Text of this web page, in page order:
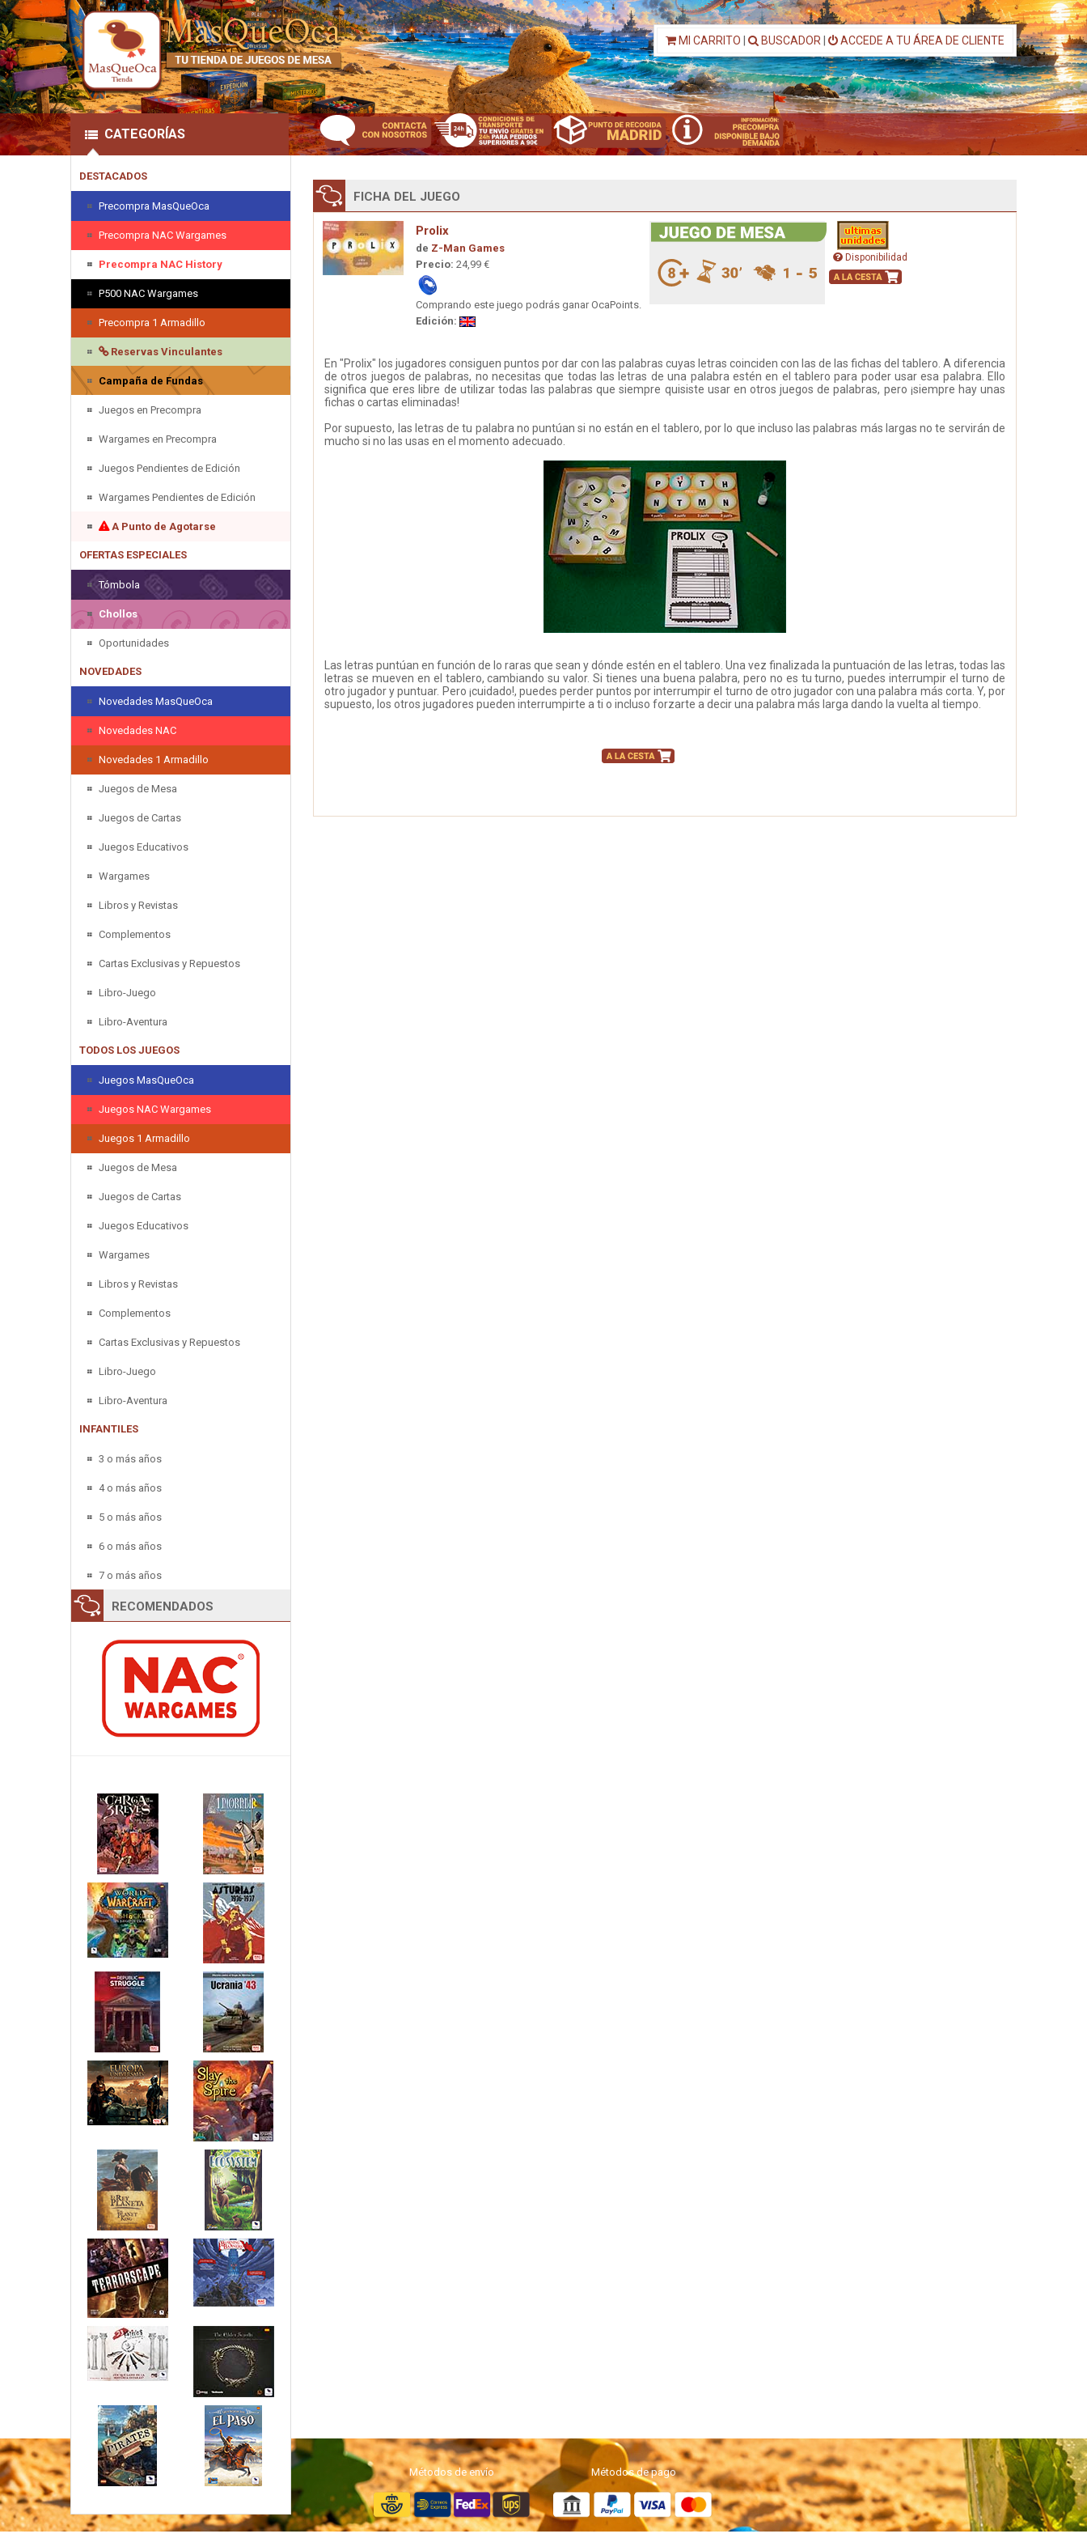
MI CARRITO BUSCADOR ACCEDE A TU ÁREA DE CLIENTE
CATEGORÍAS
DESTACADOS
Precompra MasQueOca
Precompra NAC Wargames
Precompra NAC History
P500 NAC Wargames
Precompra 1 Armadillo
Reservas Vinculantes
Campaña de Fundas
Juegos en Precompra
Wargames en Precompra
Juegos Pendientes de Edición
Wargames Pendientes de Edición
A Punto de Agotarse
OFERTAS ESPECIALES
Tómbola
Chollos
Oportunidades
NOVEDADES
Novedades MasQueOca
Novedades NAC
Novedades 1 Armadillo
Juegos de Mesa
Juegos de Cartas
Juegos Educativos
Wargames
Libros y Revistas
Complementos
Cartas Exclusivas y Repuestos
Libro-Juego
Libro-Aventura
TODOS LOS JUEGOS
Juegos MasQueOca
Juegos NAC Wargames
Juegos 1 Armadillo
Juegos de Mesa
Juegos de Cartas
Juegos Educativos
Wargames
Libros y Revistas
Complementos
Cartas Exclusivas y Repuestos
Libro-Juego
Libro-Aventura
INFANTILES
3 o más años
4 o más años
5 o más años
6 o más años
7 o más años
RECOMENDADOS
FICHA DEL JUEGO
Prolix
de Z-Man Games
Precio: 24,99 €
Comprando este juego podrás ganar OcaPoints.
Edición:
Disponibilidad
En "Prolix" los jugadores consiguen puntos por dar con las palabras cuyas letras coinciden con las de las fichas del tablero. A diferencia
de otros juegos de palabras, no necesitas que todas las letras de una palabra estén en el tablero para poder usar esa palabra. Ello
significa que eres libre de utilizar todas las palabras que siempre quisiste usar en otros juegos de palabras, pero ¡siempre hay unas
fichas o cartas eliminadas!
Por supuesto, las letras de tu palabra no puntúan si no están en el tablero, por lo que incluso las palabras más largas no te servirán de
mucho si no las usas en el momento adecuado.
Las letras puntúan en función de lo raras que sean y dónde estén en el tablero. Una vez finalizada la puntuación de las letras, todas las
letras se mueven en el tablero, cambiando su valor. Si tienes una buena palabra, pero no es tu turno, puedes interrumpir el turno de
otro jugador y puntuar. Pero ¡cuidado!, puedes perder puntos por interrumpir el turno de otro jugador con una palabra más corta. Y, por
supuesto, los otros jugadores pueden interrumpirte a ti o incluso forzarte a decir una palabra más larga dando la vuelta al tiempo.
Métodos de envío Métodos de pago